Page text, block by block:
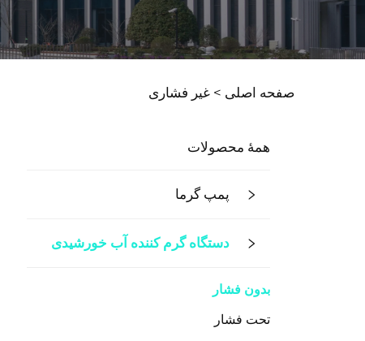
صفحه اصلی > غیر فشاری
همهٔ محصولات
پمپ گرما
دستگاه گرم کننده آب خورشیدی
بدون فشار
تحت فشار